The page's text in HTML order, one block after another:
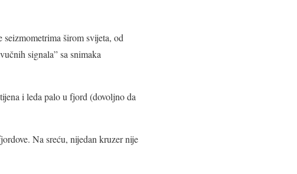
širom svijeta, od
signala” sa snimaka
i leda palo u fjord (dovoljno da
Na sreću, nijedan kruzer nije